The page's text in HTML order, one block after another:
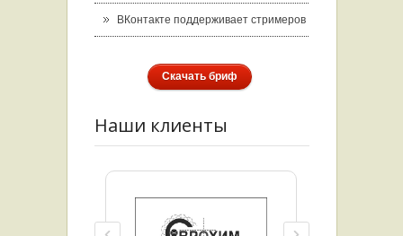
ВКонтакте поддерживает стримеров
Скачать бриф
Наши клиенты